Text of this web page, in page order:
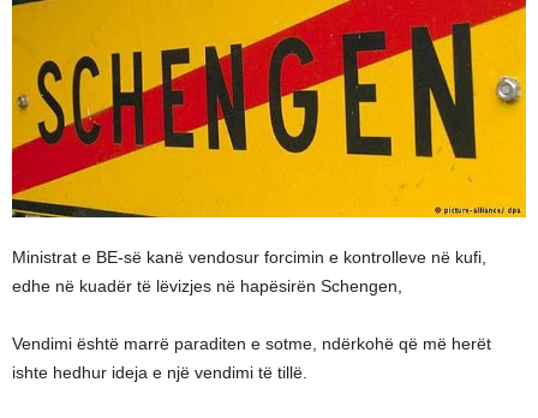
Ministrat e BE-së kanë vendosur forcimin e kontrolleve në kufi,
edhe në kuadër të lëvizjes në hapësirën Schengen,
Vendimi është marrë paraditen e sotme, ndërkohë që më herët
ishte hedhur ideja e një vendimi të tillë.